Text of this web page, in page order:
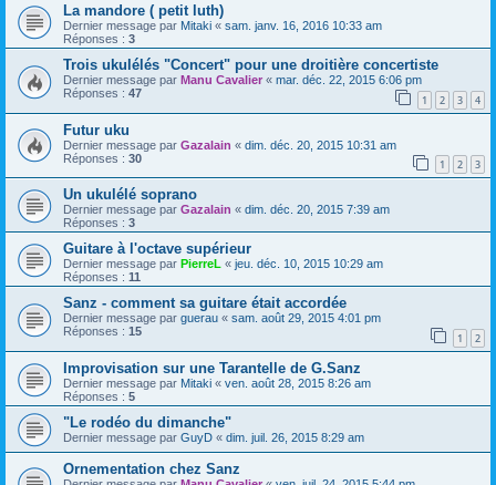
La mandore ( petit luth)
Dernier message par Mitaki « sam. janv. 16, 2016 10:33 am
Réponses : 3
Trois ukulélés "Concert" pour une droitière concertiste
Dernier message par Manu Cavalier « mar. déc. 22, 2015 6:06 pm
Réponses : 47 1 2 3 4
Futur uku
Dernier message par Gazalain « dim. déc. 20, 2015 10:31 am
Réponses : 30 1 2 3
Un ukulélé soprano
Dernier message par Gazalain « dim. déc. 20, 2015 7:39 am
Réponses : 3
Guitare à l'octave supérieur
Dernier message par PierreL « jeu. déc. 10, 2015 10:29 am
Réponses : 11
Sanz - comment sa guitare était accordée
Dernier message par guerau « sam. août 29, 2015 4:01 pm
Réponses : 15 1 2
Improvisation sur une Tarantelle de G.Sanz
Dernier message par Mitaki « ven. août 28, 2015 8:26 am
Réponses : 5
"Le rodéo du dimanche"
Dernier message par GuyD « dim. juil. 26, 2015 8:29 am
Ornementation chez Sanz